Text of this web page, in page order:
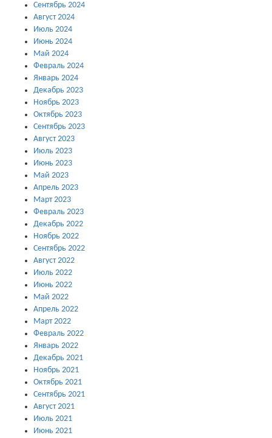
Сентябрь 2024
Август 2024
Июль 2024
Июнь 2024
Май 2024
Февраль 2024
Январь 2024
Декабрь 2023
Ноябрь 2023
Октябрь 2023
Сентябрь 2023
Август 2023
Июль 2023
Июнь 2023
Май 2023
Апрель 2023
Март 2023
Февраль 2023
Декабрь 2022
Ноябрь 2022
Сентябрь 2022
Август 2022
Июль 2022
Июнь 2022
Май 2022
Апрель 2022
Март 2022
Февраль 2022
Январь 2022
Декабрь 2021
Ноябрь 2021
Октябрь 2021
Сентябрь 2021
Август 2021
Июль 2021
Июнь 2021